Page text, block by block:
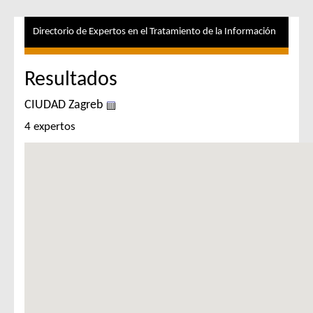
Directorio de Expertos en el Tratamiento de la Información
Resultados
CIUDAD Zagreb
4 expertos